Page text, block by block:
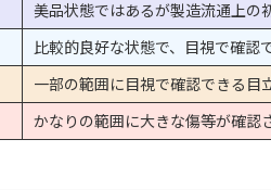
美品状態ではあるが製造流通上の
比較的良好な状態で、目視で確認
一部の範囲に目視で確認できる目
かなりの範囲に大きな傷等が確認